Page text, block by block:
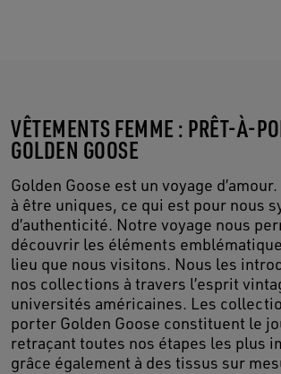
VÊTEMENTS FEMME : PRÊT-À-
GOLDEN GOOSE
Golden Goose est un voyage
à être uniques, ce qui est pour nous
d’authenticité. Notre voyage nous
découvrir les éléments
lieu que nous visitons. Nous les
nos collections à travers l’esprit
universités américaines. Les
porter Golden Goose constituent le
retraçant toutes nos étapes les plus
grâce également à des tissus sur